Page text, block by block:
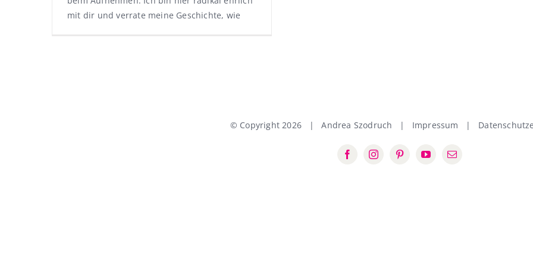
mit dir und verrate meine Geschichte, wie
© Copyright2026 | Andrea Szodruch | Impressum |
FacebookInstagramPinterestYouTube
E-